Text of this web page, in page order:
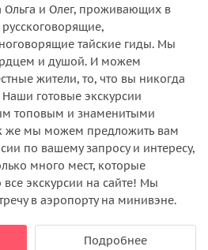
Ольга и Олег, проживающих в
тайские гиды. Мы
и душой. И можем
жители, то, что вы никогда
готовые экскурсии
топовым и знаменитыми
же мы можем предложить вам
по вашему запросу и интересу,
много мест, которые
экскурсии на сайте! Мы
в аэропорту на минивэне.
Подробнее